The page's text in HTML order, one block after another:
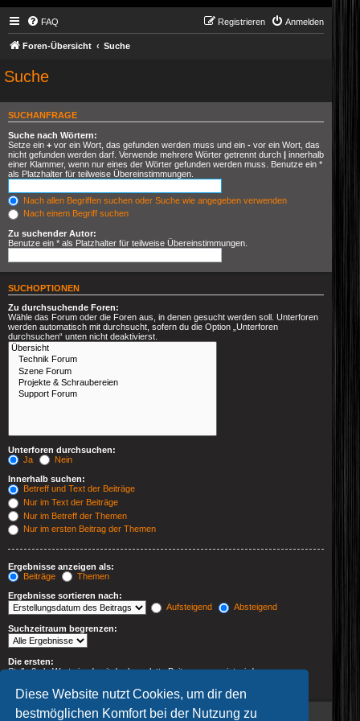
Diese Website nutzt Cookies, um dir den
bestmöglichen Komfort bei der Nutzung zu
FAQ Anmelden
Registrieren
Foren-Übersicht Suche
Suche
SUCHANFRAGE
Suche nach Wörtern:
Setze ein + vor ein Wort, das gefunden werden muss und ein - vor ein Wort, das
nicht gefunden werden darf. Verwende mehrere Wörter getrennt durch | innerhalb
einer Klammer, wenn nur eines der Wörter gefunden werden muss. Benutze ein *
als Platzhalter für teilweise Übereinstimmungen.
Nach allen Begriffen suchen oder Suche wie angegeben verwenden
Nach einem Begriff suchen
Zu suchender Autor:
Benutze ein * als Platzhalter für teilweise Übereinstimmungen.
SUCHOPTIONEN
Zu durchsuchende Foren:
Wähle das Forum oder die Foren aus, in denen gesucht werden soll. Unterforen
werden automatisch mit durchsucht, sofern du die Option „Unterforen
durchsuchen“ unten nicht deaktivierst.
Unterforen durchsuchen:
Ja
Nein
Innerhalb suchen:
Betreff und Text der Beiträge
Nur im Text der Beiträge
Nur im Betreff der Themen
Nur im ersten Beitrag der Themen
Ergebnisse anzeigen als:
Beiträge
Themen
Ergebnisse sortieren nach:
Aufsteigend
Absteigend
Suchzeitraum begrenzen:
Die ersten:
Stelle 0 als Wert ein, damit der komplette Beitrag angezeigt wird.